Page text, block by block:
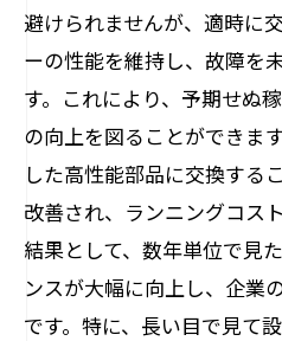
避けられませんが、適時に
ーの性能を維持し、故障を
す。これにより、予期せぬ
の向上を図ることができま
した高性能部品に交換する
改善され、ランニングコス
結果として、数年単位で見
ンスが大幅に向上し、企業
です。特に、長い目で見て